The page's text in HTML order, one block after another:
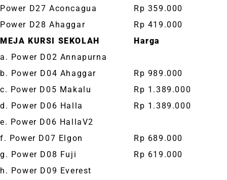
Power D27 Aconcagua
Rp 359.000
Power D28 Ahaggar
Rp 419.000
MEJA KURSI SEKOLAH
Harga
a. Power D02 Annapurna
b. Power D04 Ahaggar
Rp 989.000
c. Power D05 Makalu
Rp 1.389.000
d. Power D06 Halla
Rp 1.389.000
e. Power D06 HallaV2
f. Power D07 Elgon
Rp 689.000
g. Power D08 Fuji
Rp 619.000
h. Power D09 Everest